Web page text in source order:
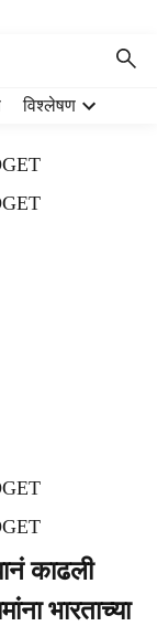
विश्लेषण
काढली
भारताच्या